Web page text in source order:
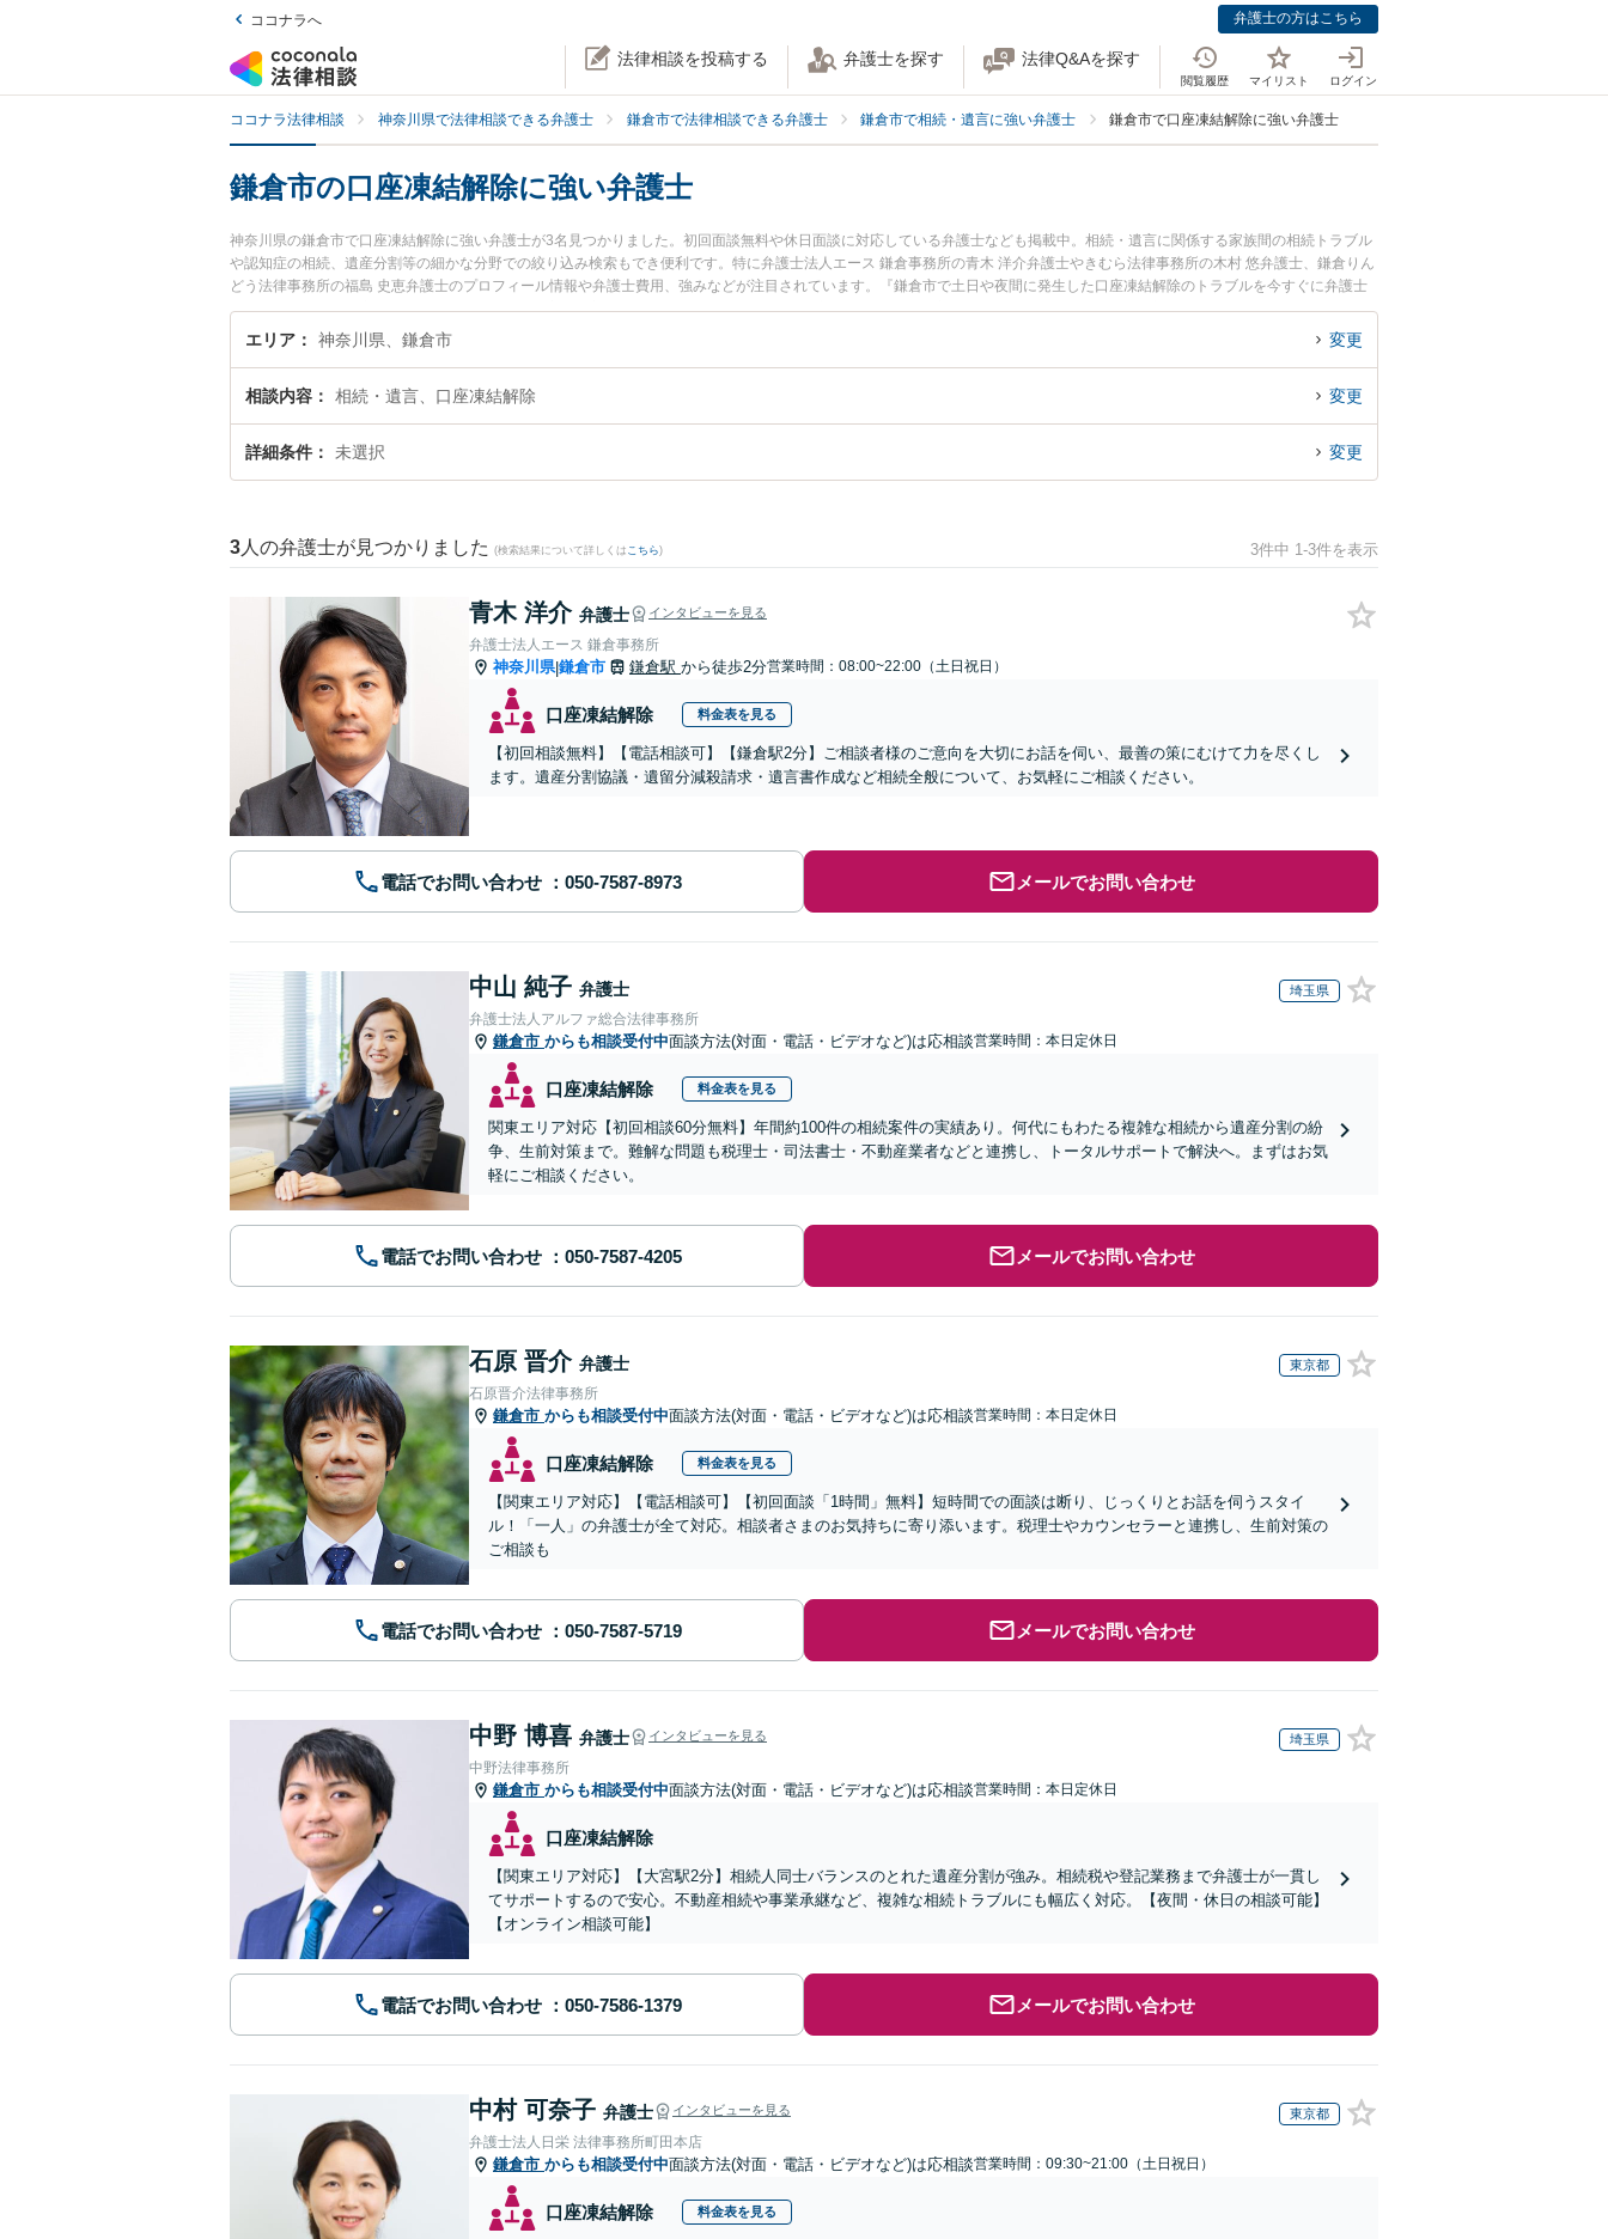
ココナラへ 弁護士の方はこちら
法律相談を投稿する 弁護士を探す 法律Q&Aを探す
閲覧履歴 マイリスト ログイン
ココナラ法律相談 神奈川県で法律相談できる弁護士 鎌倉市で法律相談できる弁護士 鎌倉市で相続・遺言に強い弁護士 鎌倉市で口座凍結解除に強い弁護士
鎌倉市の口座凍結解除に強い弁護士
神奈川県の鎌倉市で口座凍結解除に強い弁護士が3名見つかりました。初回面談無料や休日面談に対応している弁護士なども掲載中。相続・遺言に関係する家族間の相続トラブル
や認知症の相続、遺産分割等の細かな分野での絞り込み検索もでき便利です。特に弁護士法人エース 鎌倉事務所の青木 洋介弁護士やきむら法律事務所の木村 悠弁護士、鎌倉りん
どう法律事務所の福島 史恵弁護士のプロフィール情報や弁護士費用、強みなどが注目されています。『鎌倉市で土日や夜間に発生した口座凍結解除のトラブルを今すぐに弁護士
に相談したい』『口座凍結解除のトラブル解決の実績豊富な近くの弁護士を検索したい』『初回相談無料で口座凍結解除を法律相談できる鎌倉市内の弁護士に相談予約したい』な
どでお困りの相談者さんにおすすめです。
エリア 神奈川県、鎌倉市 変更
相談内容 相続・遺言、口座凍結解除 変更
詳細条件 未選択 変更
3 人の弁護士が見つかりました (検索結果について詳しくは こちら) 3件中 1-3件を表示
青木 洋介 弁護士 インタビューを見る
弁護士法人エース 鎌倉事務所
神奈川県|鎌倉市 鎌倉駅 から徒歩2分営業時間：08:00~22:00（土日祝日）
口座凍結解除 料金表を見る
【初回相談無料】【電話相談可】【鎌倉駅2分】ご相談者様のご意向を大切にお話を伺い、最善の策にむけて力を尽くし
ます。遺産分割協議・遺留分減殺請求・遺言書作成など相続全般について、お気軽にご相談ください。
電話でお問い合わせ メールでお問い合わせ
中山 純子 弁護士 埼玉県
弁護士法人アルファ総合法律事務所
鎌倉市 からも相談受付中面談方法(対面・電話・ビデオなど)は応相談営業時間：本日定休日
口座凍結解除 料金表を見る
関東エリア対応【初回相談60分無料】年間約100件の相続案件の実績あり。何代にもわたる複雑な相続から遺産分割の紛
争、生前対策まで。難解な問題も税理士・司法書士・不動産業者などと連携し、トータルサポートで解決へ。まずはお気
軽にご相談ください。
電話でお問い合わせ メールでお問い合わせ
石原 晋介 弁護士 東京都
石原晋介法律事務所
鎌倉市 からも相談受付中面談方法(対面・電話・ビデオなど)は応相談営業時間：本日定休日
口座凍結解除 料金表を見る
【関東エリア対応】【電話相談可】【初回面談「1時間」無料】短時間での面談は断り、じっくりとお話を伺うスタイ
ル！「一人」の弁護士が全て対応。相談者さまのお気持ちに寄り添います。税理士やカウンセラーと連携し、生前対策の
ご相談も
電話でお問い合わせ メールでお問い合わせ
中野 博喜 弁護士 インタビューを見る 埼玉県
中野法律事務所
鎌倉市 からも相談受付中面談方法(対面・電話・ビデオなど)は応相談営業時間：本日定休日
口座凍結解除
【関東エリア対応】【大宮駅2分】相続人同士バランスのとれた遺産分割が強み。相続税や登記業務まで弁護士が一貫し
てサポートするので安心。不動産相続や事業承継など、複雑な相続トラブルにも幅広く対応。【夜間・休日の相談可能】
【オンライン相談可能】
電話でお問い合わせ メールでお問い合わせ
中村 可奈子 弁護士 インタビューを見る 東京都
弁護士法人日栄 法律事務所町田本店
鎌倉市 からも相談受付中面談方法(対面・電話・ビデオなど)は応相談営業時間：09:30~21:00（土日祝日）
口座凍結解除 料金表を見る